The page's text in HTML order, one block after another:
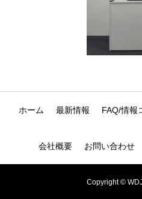
ホーム 最新情報 FAQ/情報
会社概要 お問い合わせ
Copyright ©